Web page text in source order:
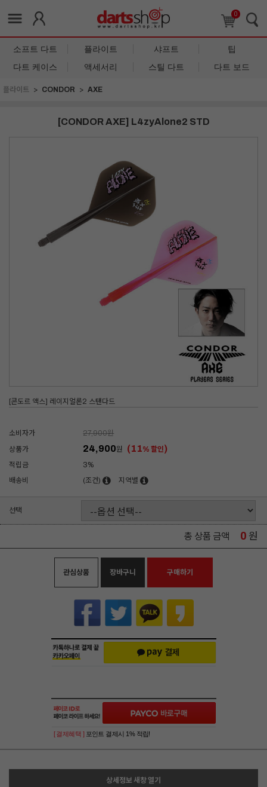
0
소프트 다트 플라이트 샤프트
팁
다트 케이스
액세서리 스틸 다트 다트 보드
플라이트 CONDOR AXE
[CONDOR AXE] L4zyAlone2 STD
[콘도르 액스] 레이지얼론2 스탠다드
소비자가 27,900원
상품가
24,900원 (11% 할인)
적립금
3%
배송비
(조건) 지역별
선택
총 상품 금액 0 원
관심상품 장바구니 구매하기
[ 결제혜택 ] 포인트 결제시 1% 적립!
상세정보 새창 열기